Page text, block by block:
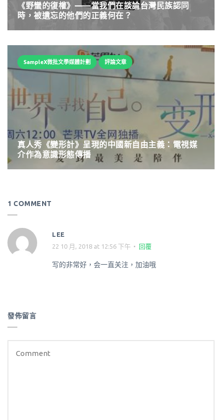
《野蠻的復權》——當我們在談論台灣民族認同
時，被遺忘的他們的正義何在？
SampleX微批文學媒體計劃 評論文章
真人秀《變形計》呈現的中國新自由主義：電視媒
介作為意識形態傳播
1 COMMENT
LEE
22 10 月, 2018 at 12:56 下午
回覆
写的非常好，会一直关注，加油哦
發佈留言